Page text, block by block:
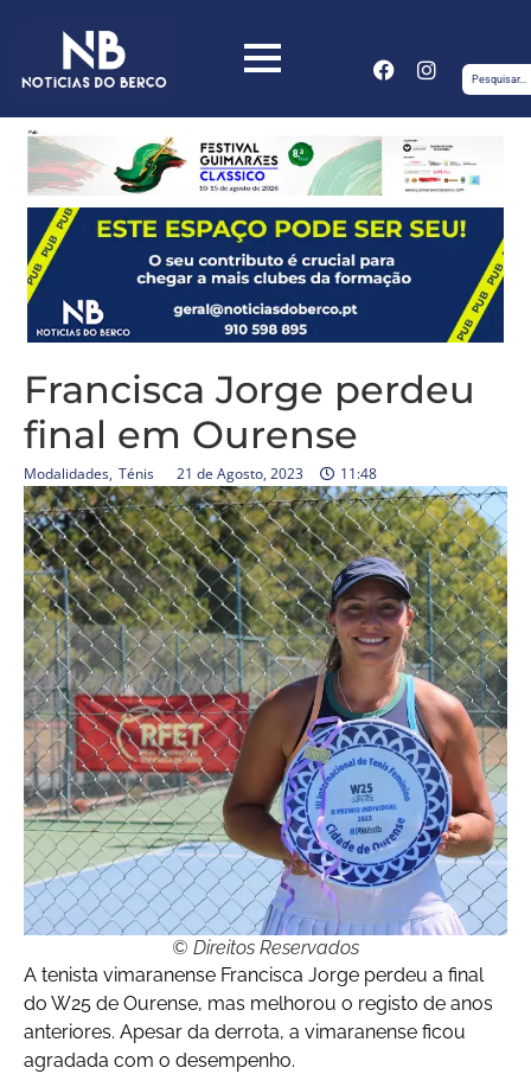
Francisca Jorge perdeu
final em Ourense
Modalidades, Ténis 21 de Agosto, 2023 11:48
© Direitos Reservados
A tenista vimaranense Francisca Jorge perdeu a final
do W25 de Ourense, mas melhorou o registo de anos
anteriores. Apesar da derrota, a vimaranense ficou
agradada com o desempenho.